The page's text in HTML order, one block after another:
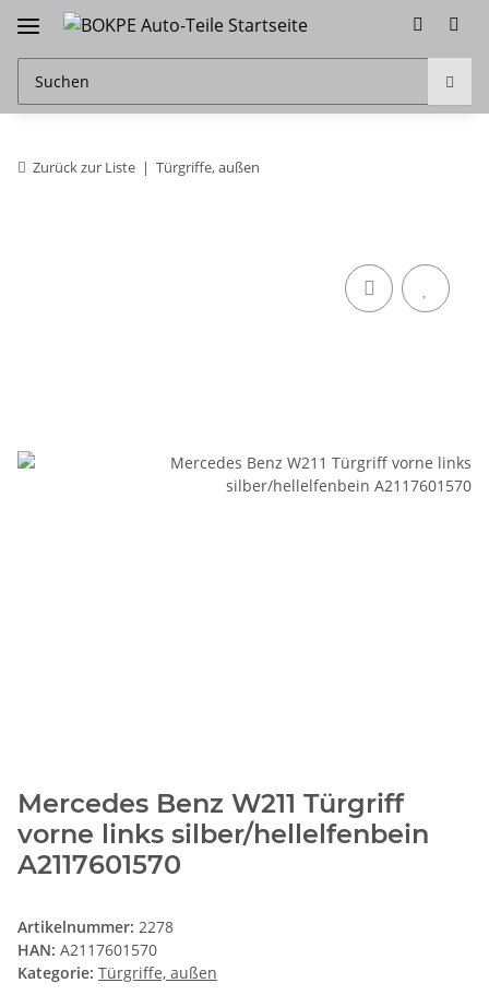
Zurück zur Liste Türgriffe, außen
Mercedes Benz W211 Türgriff
vorne links silber/hellelfenbein
A2117601570
Artikelnummer: 2278
HAN: A2117601570
Kategorie: Türgriffe, außen